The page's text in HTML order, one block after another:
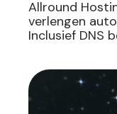
Allround
verlengen
Inclusief DNS